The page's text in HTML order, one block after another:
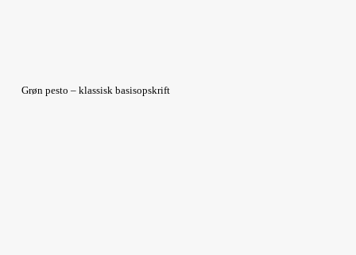
Grøn pesto – klassisk basisopskrift